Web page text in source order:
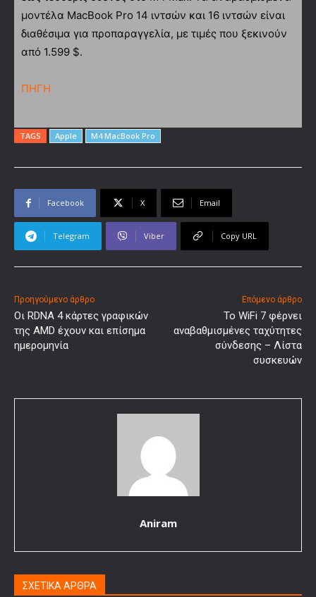
μοντέλα MacBook Pro 14 ιντσών και 16 ιντσών είναι
διαθέσιμα για προπαραγγελία, με τιμές που ξεκινούν
από 1.599 $.
ΠΗΓΗ
TAGS Apple Μ4 MacBook Pro
Facebook X Email
Telegram Viber Copy URL
Προηγούμενο άρθρο
Οι RDNA 4 κάρτες γραφικών
της AMD έχουν και επίσημα
ημερομηνία
Επόμενο άρθρο
Το WiFi 7 φέρνει
αναβαθμισμένες ταχύτητες
σύνδεσης – Λίστα
συσκευών
Aniram
ΣΧΕΤΙΚΑ ΑΡΘΡΑ